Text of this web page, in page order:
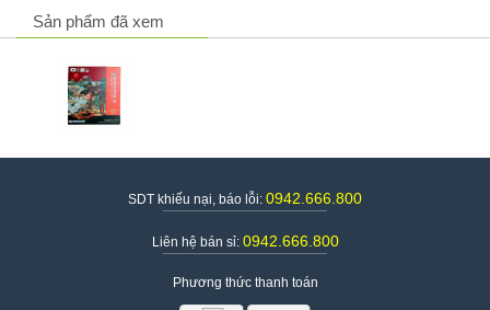
Sản phẩm đã xem
SDT khiếu nại, báo lỗi: 0942.666.800
Liên hệ bán sỉ: 0942.666.800
Phương thức thanh toán